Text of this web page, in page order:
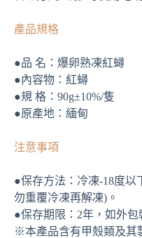
產品規格
●品 名：爆卵熟凍紅蟳
●內容物：紅蟳
●規 格：90g±10%/隻
●原產地：緬甸
注意事項
●保存方法：冷凍-18度以
勿重覆冷凍再解凍)。
●保存期限：2年，如外包
※本產品含有甲殼類及其